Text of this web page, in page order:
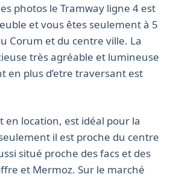
photos le Tramway ligne 4 est
et vous êtes seulement à 5
Corum et du centre ville. La
très agréable et lumineuse
en plus d’etre traversant est
en location, est idéal pour la
il est proche du centre
situé proche des facs et des
et Mermoz. Sur le marché